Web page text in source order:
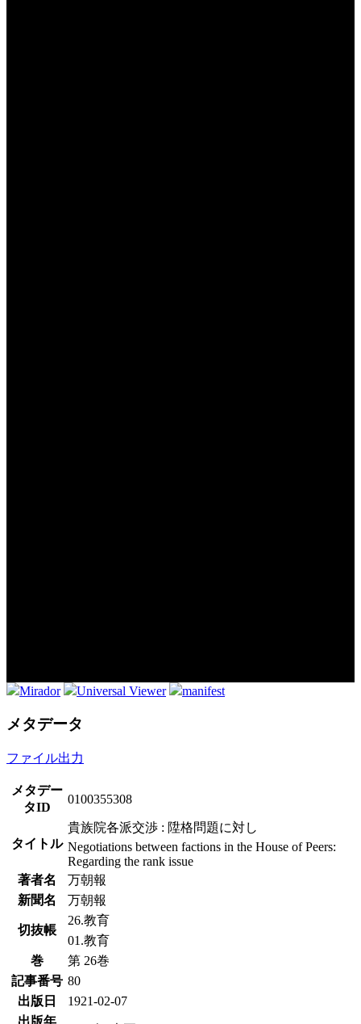
Mirador Universal Viewer manifest
メタデータ
ファイル出力
メタデー
タID
0100355308
タイトル
貴族院各派交渉 : 陞格問題に対し
Negotiations between factions in the House of Peers:
Regarding the rank issue
著者名
万朝報
新聞名
万朝報
切抜帳
26.教育
01.教育
巻
第 26巻
記事番号 80
出版日
1921-02-07
出版年